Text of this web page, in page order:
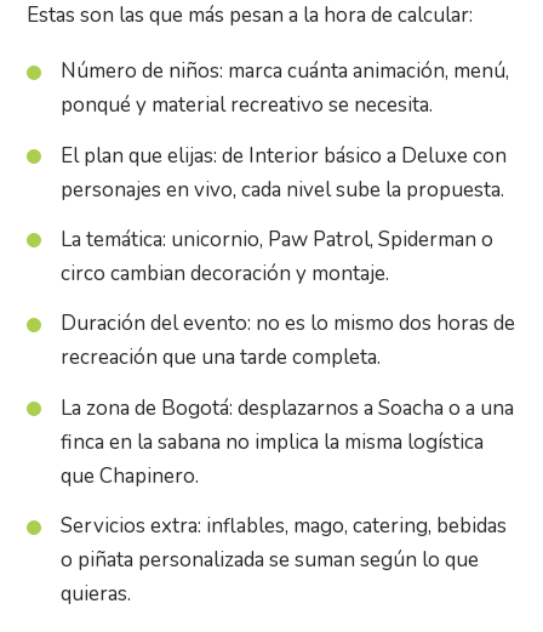
Estas son las que más pesan a la hora de calcular:
Número de niños: marca cuánta animación, menú,
ponqué y material recreativo se necesita.
El plan que elijas: de Interior básico a Deluxe con
personajes en vivo, cada nivel sube la propuesta.
La temática: unicornio, Paw Patrol, Spiderman o
circo cambian decoración y montaje.
Duración del evento: no es lo mismo dos horas de
recreación que una tarde completa.
La zona de Bogotá: desplazarnos a Soacha o a una
finca en la sabana no implica la misma logística
que Chapinero.
Servicios extra: inflables, mago, catering, bebidas
o piñata personalizada se suman según lo que
quieras.